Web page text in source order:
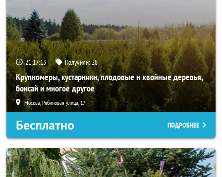
21:17:13 Получили:28
Крупномеры, кустарники, плодовые и хвойные деревья,
бонсай и многое другое
Москва, Рябиновая улица, 17
Бесплатно ПОДРОБНЕЕ